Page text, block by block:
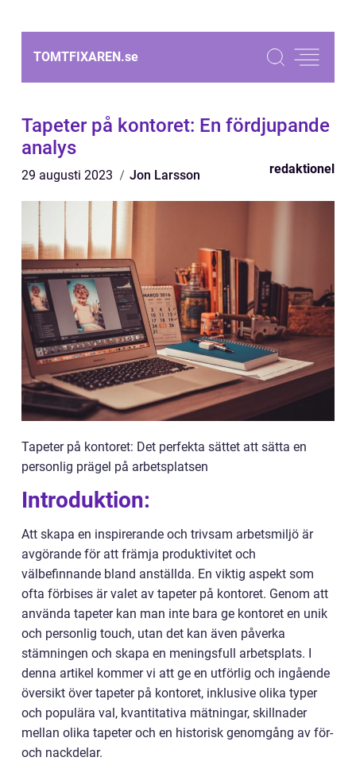
TOMTFIXAREN.se
Tapeter på kontoret: En fördjupande
analys
29 augusti 2023 Jon Larsson redaktionel
Tapeter på kontoret: Det perfekta sättet att sätta en
personlig prägel på arbetsplatsen
Introduktion:
Att skapa en inspirerande och trivsam arbetsmiljö är
avgörande för att främja produktivitet och
välbefinnande bland anställda. En viktig aspekt som
ofta förbises är valet av tapeter på kontoret. Genom att
använda tapeter kan man inte bara ge kontoret en unik
och personlig touch, utan det kan även påverka
stämningen och skapa en meningsfull arbetsplats. I
denna artikel kommer vi att ge en utförlig och ingående
översikt över tapeter på kontoret, inklusive olika typer
och populära val, kvantitativa mätningar, skillnader
mellan olika tapeter och en historisk genomgång av för-
och nackdelar.